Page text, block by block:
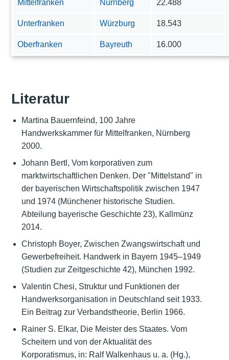
Mittelfranken Nürnberg 22.488
Unterfranken Würzburg 18.543
Oberfranken Bayreuth 16.000
Literatur
Martina Bauernfeind, 100 Jahre
Handwerkskammer für Mittelfranken, Nürnberg
2000.
Johann Bertl, Vom korporativen zum
marktwirtschaftlichen Denken. Der "Mittelstand" in
der bayerischen Wirtschaftspolitik zwischen 1947
und 1974 (Münchener historische Studien.
Abteilung bayerische Geschichte 23), Kallmünz
2014.
Christoph Boyer, Zwischen Zwangswirtschaft und
Gewerbefreiheit. Handwerk in Bayern 1945–1949
(Studien zur Zeitgeschichte 42), München 1992.
Valentin Chesi, Struktur und Funktionen der
Handwerksorganisation in Deutschland seit 1933.
Ein Beitrag zur Verbandstheorie, Berlin 1966.
Rainer S. Elkar, Die Meister des Staates. Vom
Scheitern und von der Aktualität des
Korporatismus, in: Ralf Walkenhaus u. a. (Hg.),